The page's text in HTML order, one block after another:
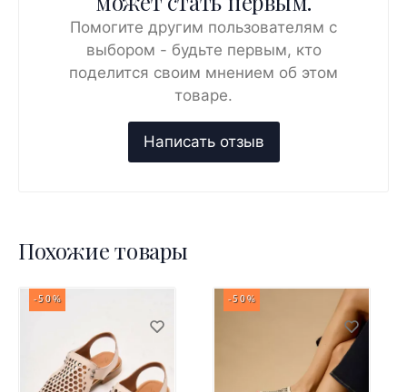
Помогите другим пользователям с
выбором - будьте первым, кто
поделится своим мнением об этом
товаре.
Похожие товары
-50% -50%